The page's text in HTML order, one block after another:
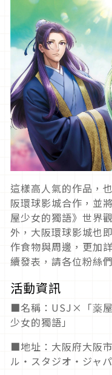
這樣高人氣的作品，
阪環球影城合作，並
屋少女的獨語》世界
外，大阪環球影城也
作食物與周邊，更加
續發表，請各位粉絲
活動資訊
■名稱：USJ×「薬
少女的獨語」
■地址：大阪府大阪
ル・スタジオ・ジャパ